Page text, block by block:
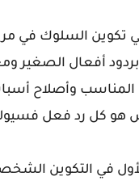
في تكوين السلوك في
بردود أفعال الصغير
المناسب وأصلاح
هو كل رد فعل
الأول في التكوين